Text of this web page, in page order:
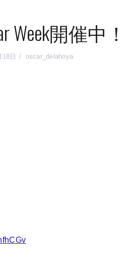
Week開催中！
日 oscar_delahoya